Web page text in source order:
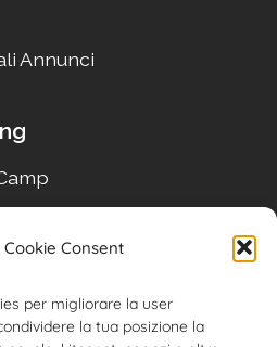
Cookie Consent
per migliorare la user
la tua posizione la
Annunci